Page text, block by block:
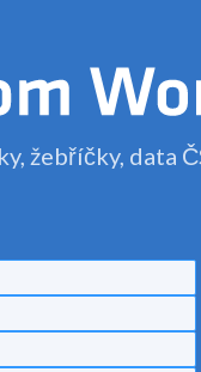
žebříčky, data